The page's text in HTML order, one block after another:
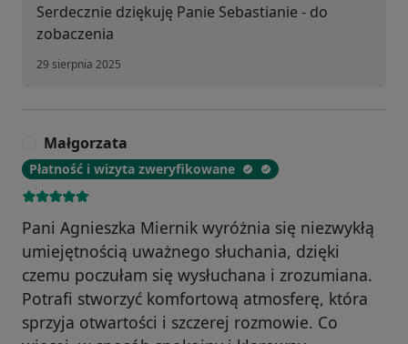
Serdecznie dziękuję Panie Sebastianie - do
zobaczenia
29 sierpnia 2025
Małgorzata
Płatność i wizyta zweryfikowane
Pani Agnieszka Miernik wyróżnia się niezwykłą
umiejętnością uważnego słuchania, dzięki
czemu poczułam się wysłuchana i zrozumiana.
Potrafi stworzyć komfortową atmosferę, która
sprzyja otwartości i szczerej rozmowie. Co